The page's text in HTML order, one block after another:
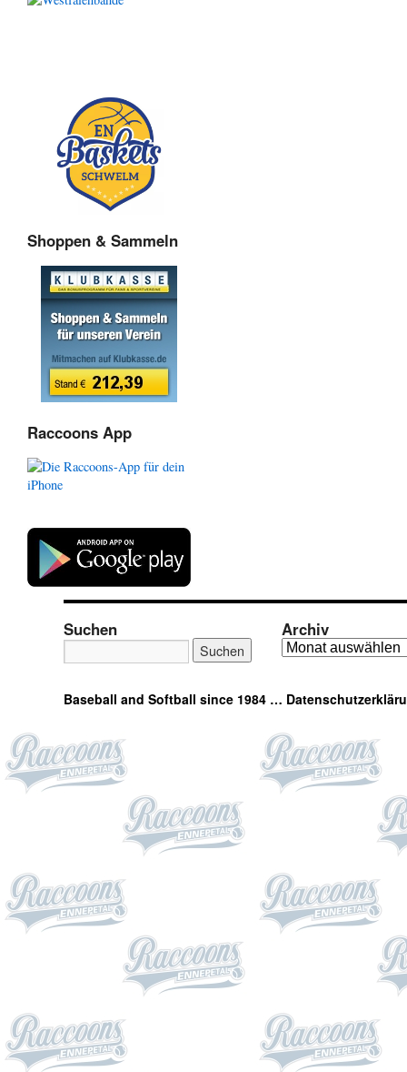
Shoppen & Sammeln
Raccoons App
Suchen Archiv
Baseball and Softball since 1984 …